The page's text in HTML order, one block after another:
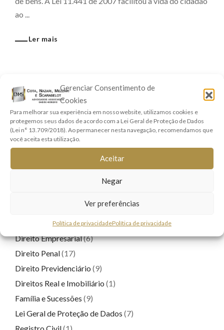
Gerenciar Consentimento de
Cookies
Para melhorar sua experiência em nosso website, utilizamos cookies e
protegemos seus dados de acordo com a Lei Geral de Proteção de Dados
(Lei n° 13.709/2018). Ao permanecer nesta navegação, recomendamos que
você aceita esta utilização.
Aceitar
Negar
Ver preferências
Política de privacidadePolítica de privacidade
ao ...
Ler mais
Pesquisar
enter
(6)
Direito do Consumidor(4)
Direito Empresarial(6)
Direito Penal(17)
Direito Previdenciário (9)
Direitos Real e Imobiliário (1)
Família e Sucessões (9)
Lei Geral de Proteção de Dados (7)